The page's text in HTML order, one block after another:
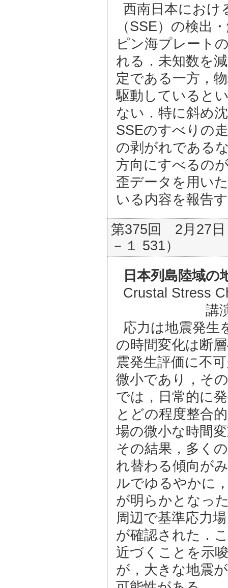
西南日本におけ
（SSE）の検出
ピン海プレート
れる．未知数を
定である一方，
駆動していると
ない．特に斜め
SSEのすべりの
の剥がれである
方向にすべるの
歪データを用い
いる内容を報告
第375回 2月27日
－１ 531）
日本列島陸域の
Crustal Stress
講
応力は地震発生
の時間変化は断
震発生評価に不
微小であり，そ
では，日常的に
とどの程度整合
場の微小な時間
その結果，多く
れ替わる傾向が
ルでゆるやかに
が明らかとなっ
周辺で基準応力
が確認された．
近づくことを示
が，大きな地震